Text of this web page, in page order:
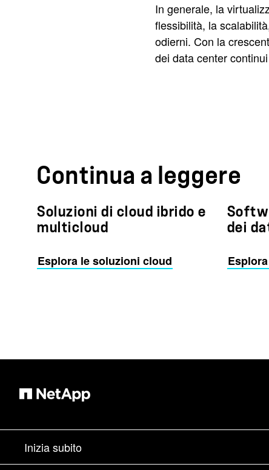
In generale, la
flessibilità, la
odierni. Con la
dei data center
Continua a leggere
Soluzioni di cloud ibrido e
multicloud
Esplora le soluzioni cloud
dei
Inizia subito